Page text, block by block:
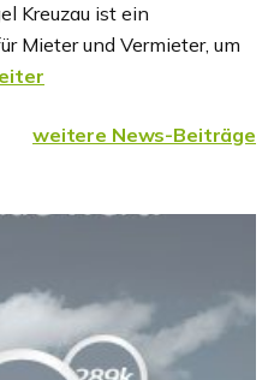
Kreuzau ist ein
Mieter und Vermieter, um
weitere News-Beiträge